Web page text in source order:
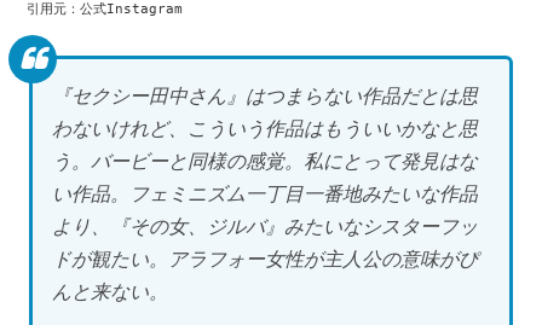
引用元：公式Instagram
『セクシー田中さん』はつまらない作品だとは思
わないけれど、こういう作品はもういいかなと思
う。バービーと同様の感覚。私にとって発見はな
い作品。フェミニズム一丁目一番地みたいな作品
より、『その女、ジルバ』みたいなシスターフッ
ドが観たい。アラフォー女性が主人公の意味がぴ
んと来ない。